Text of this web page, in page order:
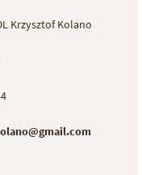
Krzysztof Kolano